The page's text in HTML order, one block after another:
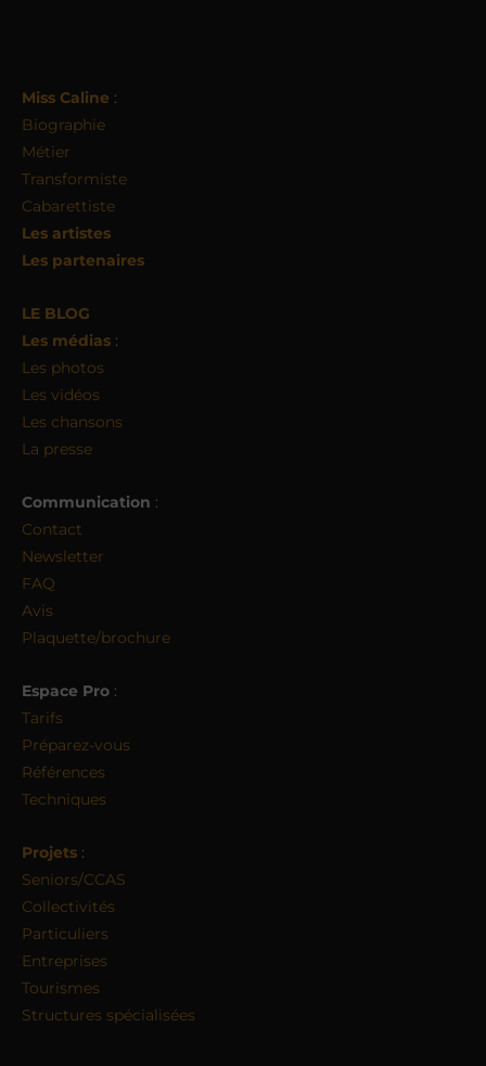
Miss Caline :
Biographie
Métier
Transformiste
Cabarettiste
Les artistes
Les partenaires
LE BLOG
Les médias :
Les photos
Les vidéos
Les chansons
La presse
Communication :
Contact
Newsletter
FAQ
Avis
Plaquette/brochure
Espace Pro :
Tarifs
Préparez-vous
Références
Techniques
Projets :
Seniors/CCAS
Collectivités
Particuliers
Entreprises
Tourismes
Structures spécialisées